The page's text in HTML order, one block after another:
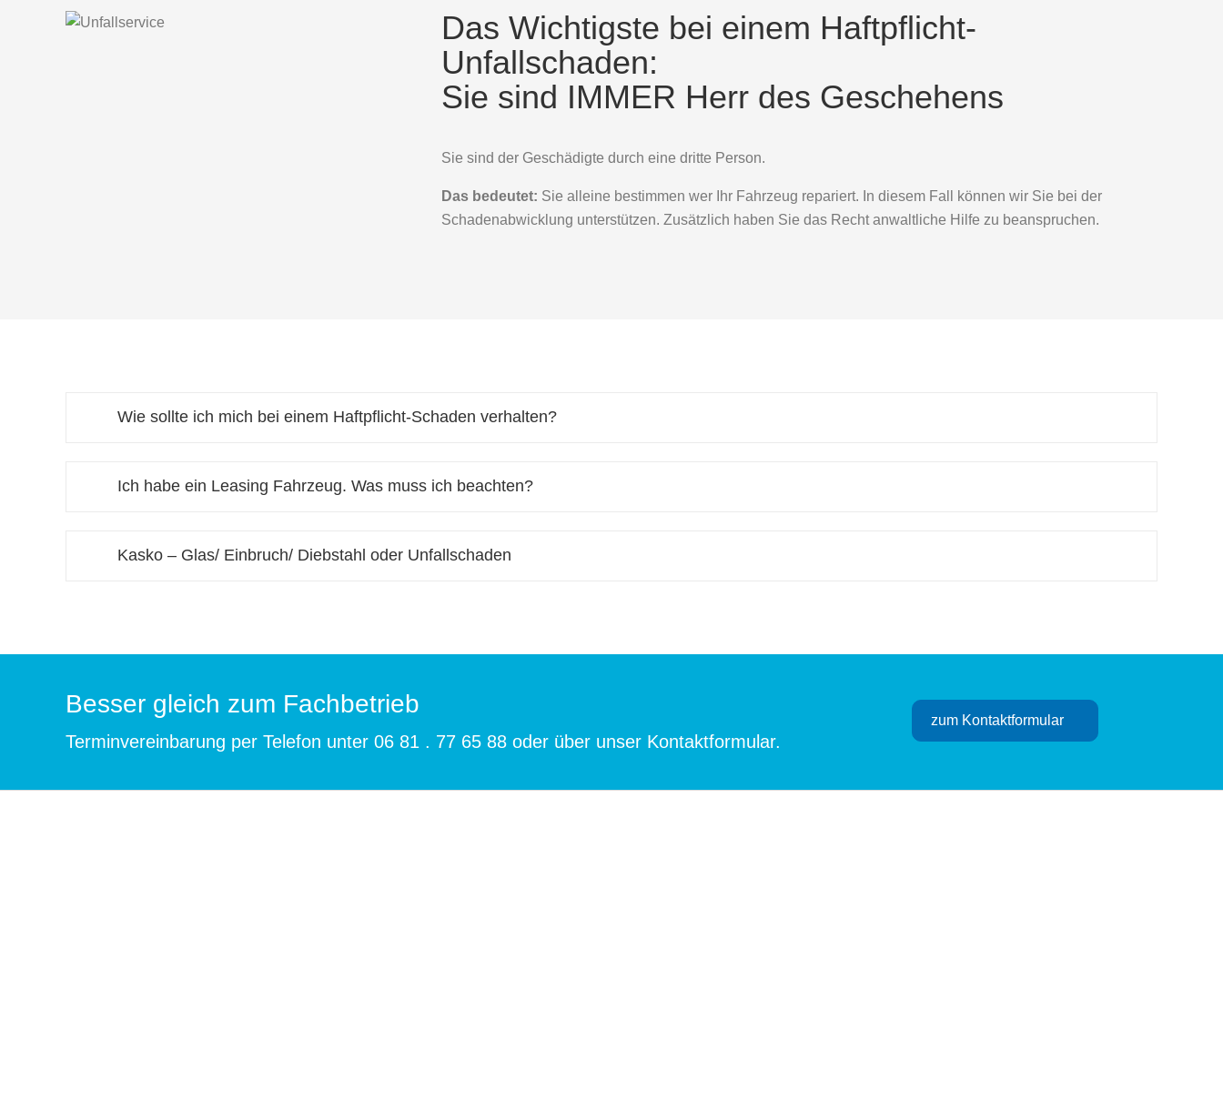
Das Wichtigste bei einem Haftpflicht-
Unfallschaden:
Sie sind IMMER Herr des Geschehens
Sie sind der Geschädigte durch eine dritte Person.
Das bedeutet: Sie alleine bestimmen wer Ihr Fahrzeug repariert. In diesem Fall können wir Sie bei der
Schadenabwicklung unterstützen. Zusätzlich haben Sie das Recht anwaltliche Hilfe zu beanspruchen.
Wie sollte ich mich bei einem Haftpflicht-Schaden verhalten?
Ich habe ein Leasing Fahrzeug. Was muss ich beachten?
Kasko – Glas/ Einbruch/ Diebstahl oder Unfallschaden
Besser gleich zum Fachbetrieb
Terminvereinbarung per Telefon unter 06 81 . 77 65 88 oder über unser Kontaktformular.
zum Kontaktformular